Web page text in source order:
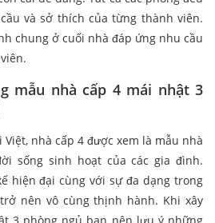
và sở thích của từng thành viên.
chung ở cuối nhà đáp ứng nhu cầu
mẫu nhà cấp 4 mái nhật 3
nhà cấp 4 được xem là mẫu nhà
sống sinh hoạt của các gia đình.
hiện đại cùng với sự đa dạng trong
nên vô cùng thịnh hành. Khi xây